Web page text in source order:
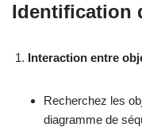
Identification
Interaction entre
Recherchez les
diagramme de